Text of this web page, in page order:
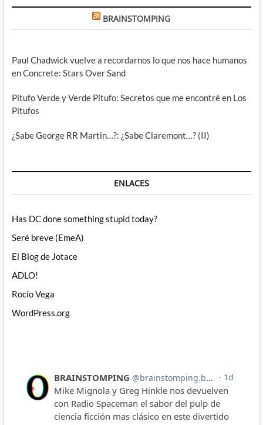
BRAINSTOMPING
Paul Chadwick vuelve a recordarnos lo que nos hace humanos
en Concrete: Stars Over Sand
Pitufo Verde y Verde Pitufo: Secretos que me encontré en Los
Pitufos
¿Sabe George RR Martin…?: ¿Sabe Claremont…? (II)
ENLACES
Has DC done something stupid today?
Seré breve (EmeA)
El Blog de Jotace
ADLO!
Rocío Vega
WordPress.org